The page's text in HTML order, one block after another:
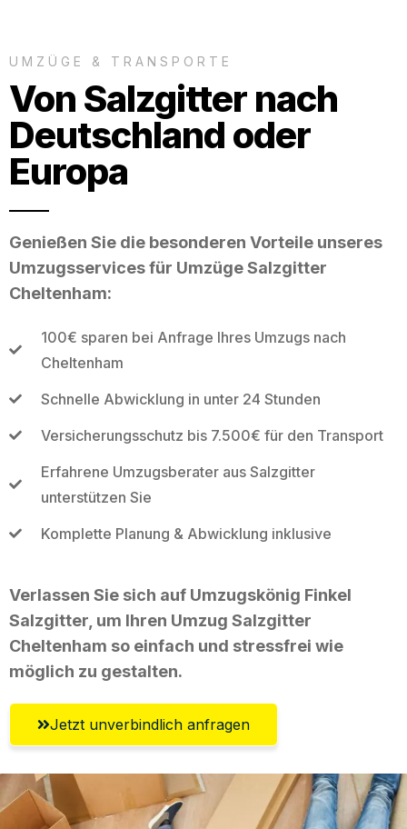
UMZÜGE & TRANSPORTE
Von Salzgitter nach
Deutschland oder
Europa
Genießen Sie die besonderen Vorteile unseres
Umzugsservices für Umzüge Salzgitter
Cheltenham:
100€ sparen bei Anfrage Ihres Umzugs nach
Cheltenham
Schnelle Abwicklung in unter 24 Stunden
Versicherungsschutz bis 7.500€ für den Transport
Erfahrene Umzugsberater aus Salzgitter
unterstützen Sie
Komplette Planung & Abwicklung inklusive
Verlassen Sie sich auf Umzugskönig Finkel
Salzgitter, um Ihren Umzug Salzgitter
Cheltenham so einfach und stressfrei wie
möglich zu gestalten.
Jetzt unverbindlich anfragen